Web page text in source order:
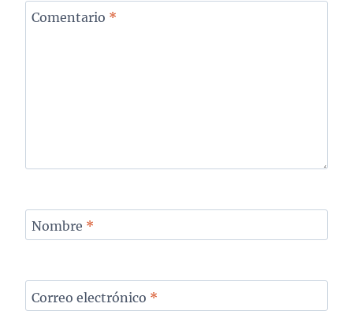
Comentario *
Nombre *
Correo electrónico *